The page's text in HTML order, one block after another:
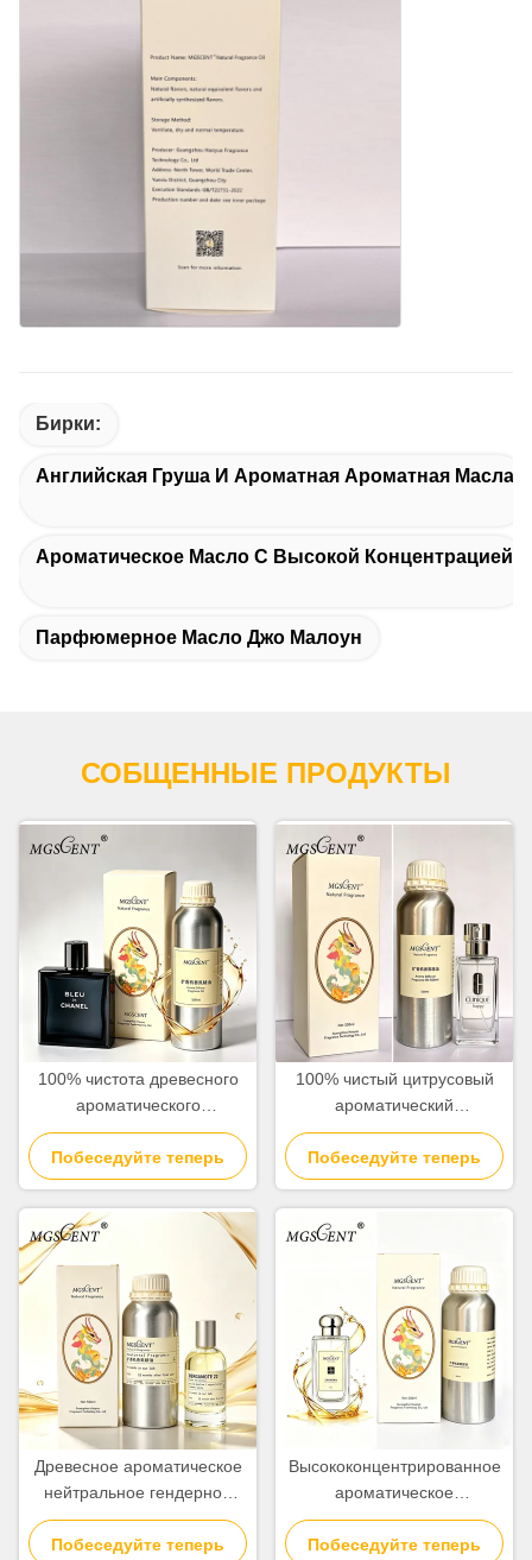
Бирки:
Английская Груша И Ароматная Ароматная Масла
Ароматическое Масло С Высокой Концентрацией
Парфюмерное Масло Джо Малоун
СОБЩЕННЫЕ ПРОДУКТЫ
100% чистота древесного
ароматического
ароматического масла 500
мл 1000 мл оптовая
коллекция отелей
Побеседуйте теперь
100% чистый цитрусовый
ароматический
парфюмерный масло для
мужчин с мандаринским
оранжевым и кедровым
нотами
Побеседуйте теперь
Древесное ароматическое
нейтральное гендерное
парфюмерное масло и
ароматическое масло для
Побеседуйте теперь
Высококонцентрированное
ароматическое
парфюмерное масло для
создания ароматов
Побеседуйте теперь